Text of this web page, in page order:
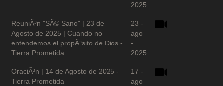
2025
ReuniÃ³n "SÃ© Sano" | 23 de
Agosto de 2025 | Cuando no
entendemos el propÃ³sito de Dios -
Tierra Prometida
23 -
ago
-
2025
OraciÃ³n | 14 de Agosto de 2025 -
Tierra Prometida
17 -
ago